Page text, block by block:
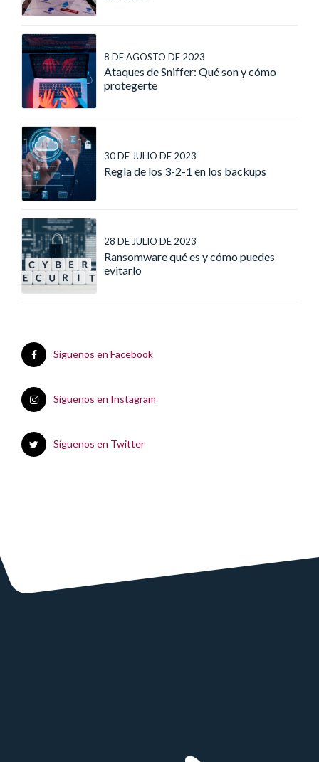
8 DE AGOSTO DE 2023
Ataques de Sniffer: Qué son y cómo
protegerte
30 DE JULIO DE 2023
Regla de los 3-2-1 en los backups
28 DE JULIO DE 2023
Ransomware qué es y cómo puedes
evitarlo
Síguenos en Facebook
Síguenos en Instagram
Síguenos en Twitter